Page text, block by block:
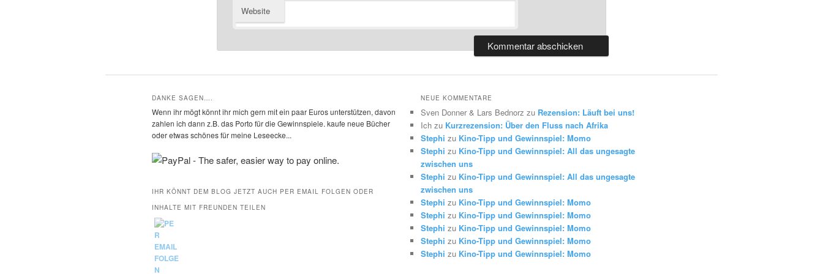
Website
DANKE SAGEN….
Wenn ihr mögt könnt ihr mich gern mit ein paar Euros unterstützen, davon
zahlen ich dann z.B. das Porto für die Gewinnspiele. kaufe neue Bücher
oder etwas schönes für meine Leseecke...
IHR KÖNNT DEM BLOG JETZT AUCH PER EMAIL FOLGEN ODER
INHALTE MIT FREUNDEN TEILEN
NEUE KOMMENTARE
Sven Donner & Lars Bednorz zu Rezension: Läuft bei uns!
Ich zu Kurzrezension: Über den Fluss nach Afrika
Stephi zu Kino-Tipp und Gewinnspiel: Momo
Stephi zu Kino-Tipp und Gewinnspiel: All das ungesagte
zwischen uns
Stephi zu Kino-Tipp und Gewinnspiel: All das ungesagte
zwischen uns
Stephi zu Kino-Tipp und Gewinnspiel: Momo
Stephi zu Kino-Tipp und Gewinnspiel: Momo
Stephi zu Kino-Tipp und Gewinnspiel: Momo
Stephi zu Kino-Tipp und Gewinnspiel: Momo
Stephi zu Kino-Tipp und Gewinnspiel: Momo